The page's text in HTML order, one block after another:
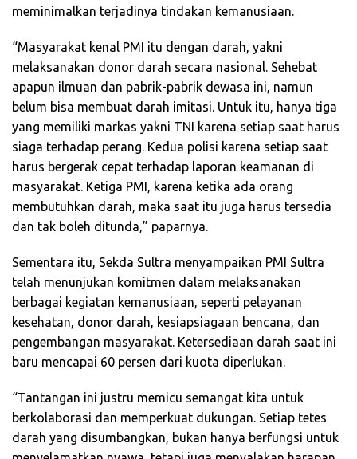
meminimalkan terjadinya tindakan kemanusiaan.
“Masyarakat kenal PMI itu dengan darah, yakni
melaksanakan donor darah secara nasional. Sehebat
apapun ilmuan dan pabrik-pabrik dewasa ini, namun
belum bisa membuat darah imitasi. Untuk itu, hanya tiga
yang memiliki markas yakni TNI karena setiap saat harus
siaga terhadap perang. Kedua polisi karena setiap saat
harus bergerak cepat terhadap laporan keamanan di
masyarakat. Ketiga PMI, karena ketika ada orang
membutuhkan darah, maka saat itu juga harus tersedia
dan tak boleh ditunda,” paparnya.
Sementara itu, Sekda Sultra menyampaikan PMI Sultra
telah menunjukan komitmen dalam melaksanakan
berbagai kegiatan kemanusiaan, seperti pelayanan
kesehatan, donor darah, kesiapsiagaan bencana, dan
pengembangan masyarakat. Ketersediaan darah saat ini
baru mencapai 60 persen dari kuota diperlukan.
“Tantangan ini justru memicu semangat kita untuk
berkolaborasi dan memperkuat dukungan. Setiap tetes
darah yang disumbangkan, bukan hanya berfungsi untuk